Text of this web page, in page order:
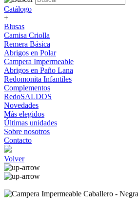
Catálogo
+
Blusas
Camisa Criolla
Remera Básica
Abrigos en Polar
Campera Impermeable
Abrigos en Paño Lana
Redomonita Infantiles
Complementos
RedoSALDOS
Novedades
Más elegidos
Últimas unidades
Sobre nosotros
Contacto
Volver